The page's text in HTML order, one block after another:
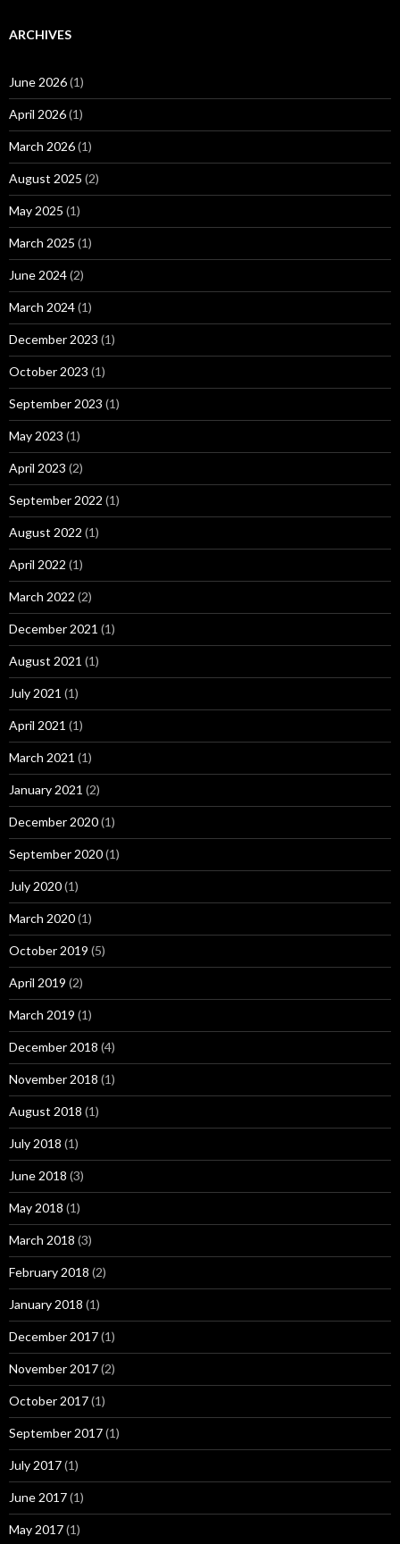
ARCHIVES
June 2026(1)
April 2026(1)
March 2026(1)
August 2025 (2)
May 2025 (1)
March 2025 (1)
June 2024(2)
March 2024(1)
December 2023 (1)
October 2023 (1)
September 2023 (1)
May 2023 (1)
April 2023 (2)
September 2022 (1)
August 2022 (1)
April 2022 (1)
March 2022 (2)
December 2021 (1)
August 2021 (1)
July 2021 (1)
April 2021 (1)
March 2021 (1)
January 2021 (2)
December 2020(1)
September 2020(1)
July 2020(1)
March 2020(1)
October 2019 (5)
April 2019 (2)
March 2019 (1)
December 2018 (4)
November 2018 (1)
August 2018 (1)
July 2018 (1)
June 2018 (3)
May 2018 (1)
March 2018 (3)
February 2018 (2)
January 2018 (1)
December 2017(1)
November 2017(2)
October 2017(1)
September 2017(1)
July 2017(1)
June 2017(1)
May 2017(1)